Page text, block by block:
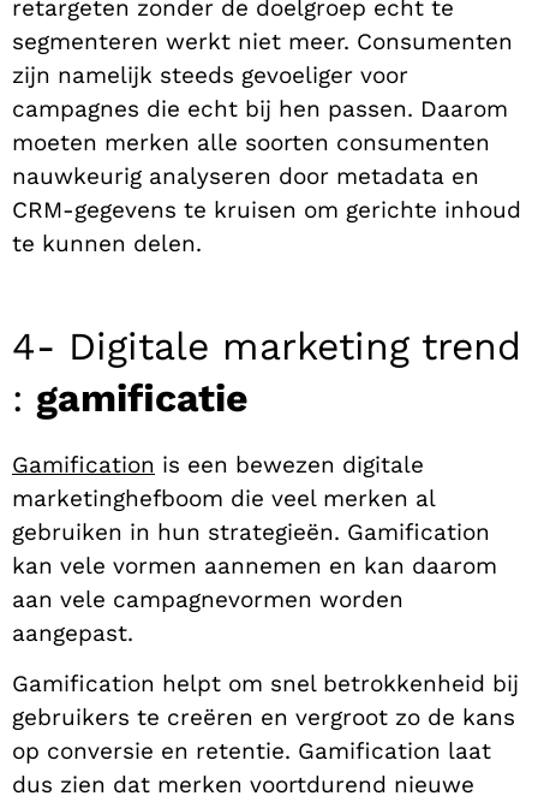
retargeten zonder de doelgroep echt te
segmenteren werkt niet meer. Consumenten
zijn namelijk steeds gevoeliger voor
campagnes die echt bij hen passen. Daarom
moeten merken alle soorten consumenten
nauwkeurig analyseren door metadata en
CRM-gegevens te kruisen om gerichte inhoud
te kunnen delen.
4- Digitale marketing trend
: gamificatie
Gamification is een bewezen digitale
marketinghefboom die veel merken al
gebruiken in hun strategieën. Gamification
kan vele vormen aannemen en kan daarom
aan vele campagnevormen worden
aangepast.
Gamification helpt om snel betrokkenheid bij
gebruikers te creëren en vergroot zo de kans
op conversie en retentie. Gamification laat
dus zien dat merken voortdurend nieuwe